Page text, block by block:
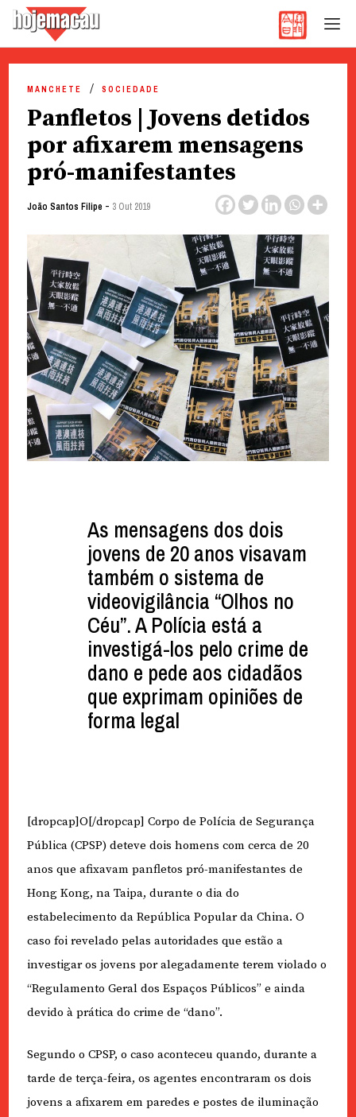
content
MANCHETE SOCIEDADE
Panfletos | Jovens detidos
por afixarem mensagens
pró-manifestantes
João Santos Filipe - 3 Out 2019
As mensagens dos dois
jovens de 20 anos visavam
também o sistema de
videovigilância “Olhos no
Céu”. A Polícia está a
investigá-los pelo crime de
dano e pede aos cidadãos
que exprimam opiniões de
forma legal
[dropcap]O[/dropcap] Corpo de Polícia de Segurança
Pública (CPSP) deteve dois homens com cerca de 20
anos que afixavam panfletos pró-manifestantes de
Hong Kong, na Taipa, durante o dia do
estabelecimento da República Popular da China. O
caso foi revelado pelas autoridades que estão a
investigar os jovens por alegadamente terem violado o
“Regulamento Geral dos Espaços Públicos” e ainda
devido à prática do crime de “dano”.
Segundo o CPSP, o caso aconteceu quando, durante a
tarde de terça-feira, os agentes encontraram os dois
jovens a afixarem em paredes e postes de iluminação